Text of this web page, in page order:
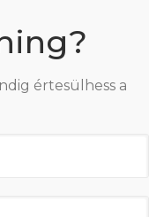
értesülhess a